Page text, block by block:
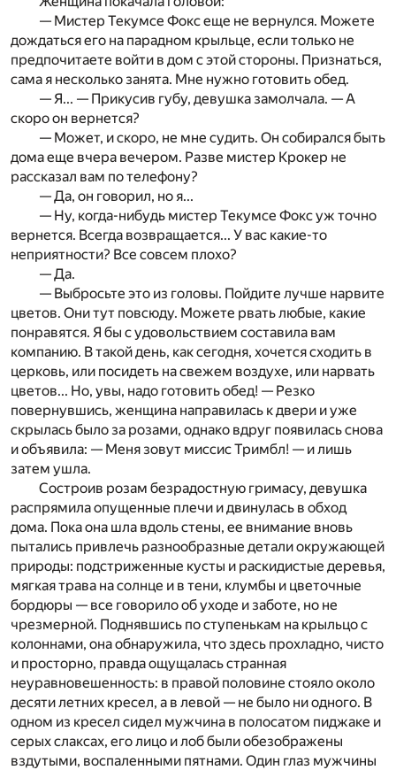
— Мистер Текумсе Фокс еще не вернулся. Можете
дождаться его на парадном крыльце, если только не
предпочитаете войти в дом с этой стороны. Признаться,
сама я несколько занята. Мне нужно готовить обед.
— Я... — Прикусив губу, девушка замолчала. — А
скоро он вернется?
— Может, и скоро, не мне судить. Он собирался быть
дома еще вчера вечером. Разве мистер Крокер не
рассказал вам по телефону?
— Да, он говорил, но я...
— Ну, когда-нибудь мистер Текумсе Фокс уж точно
вернется. Всегда возвращается... У вас какие-то
неприятности? Все совсем плохо?
— Да.
— Выбросьте это из головы. Пойдите лучше нарвите
цветов. Они тут повсюду. Можете рвать любые, какие
понравятся. Я бы с удовольствием составила вам
компанию. В такой день, как сегодня, хочется сходить в
церковь, или посидеть на свежем воздухе, или нарвать
цветов... Но, увы, надо готовить обед! — Резко
повернувшись, женщина направилась к двери и уже
скрылась было за розами, однако вдруг появилась снова
и объявила: — Меня зовут миссис Тримбл! — и лишь
затем ушла.
Состроив розам безрадостную гримасу, девушка
распрямила опущенные плечи и двинулась в обход
дома. Пока она шла вдоль стены, ее внимание вновь
пытались привлечь разнообразные детали окружающей
природы: подстриженные кусты и раскидистые деревья,
мягкая трава на солнце и в тени, клумбы и цветочные
бордюры — все говорило об уходе и заботе, но не
чрезмерной. Поднявшись по ступенькам на крыльцо с
колоннами, она обнаружила, что здесь прохладно, чисто
и просторно, правда ощущалась странная
неуравновешенность: в правой половине стояло около
десяти летних кресел, а в левой — не было ни одного. В
одном из кресел сидел мужчина в полосатом пиджаке и
серых слаксах, его лицо и лоб были обезображены
вздутыми, воспаленными пятнами. Один глаз мужчины